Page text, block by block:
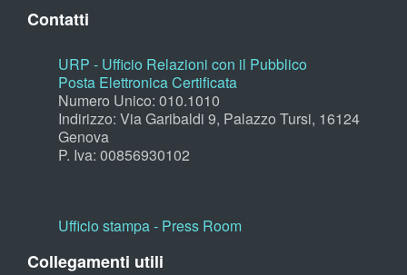
Contatti
URP - Ufficio Relazioni con il Pubblico
Posta Elettronica Certificata
Numero Unico: 010.1010
Indirizzo: Via Garibaldi 9, Palazzo Tursi, 16124
Genova
P. Iva: 00856930102
Ufficio stampa - Press Room
Collegamenti utili